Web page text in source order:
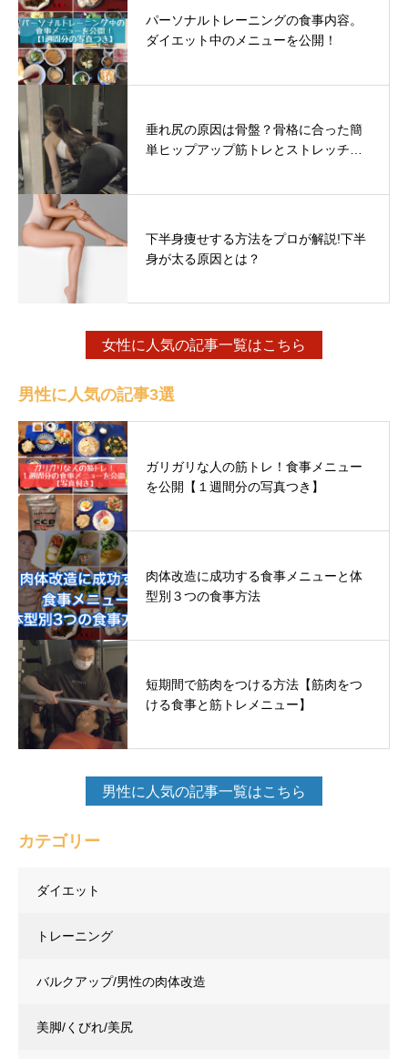
パーソナルトレーニングの食事内容。
ダイエット中のメニューを公開！
垂れ尻の原因は骨盤？骨格に合った簡
単ヒップアップ筋トレとストレッチ…
下半身痩せする方法をプロが解説!下半
身が太る原因とは？
女性に人気の記事一覧はこちら
男性に人気の記事3選
ガリガリな人の筋トレ！食事メニュー
を公開【１週間分の写真つき】
肉体改造に成功する食事メニューと体
型別３つの食事方法
短期間で筋肉をつける方法【筋肉をつ
ける食事と筋トレメニュー】
男性に人気の記事一覧はこちら
カテゴリー
ダイエット
トレーニング
バルクアップ/男性の肉体改造
美脚/くびれ/美尻